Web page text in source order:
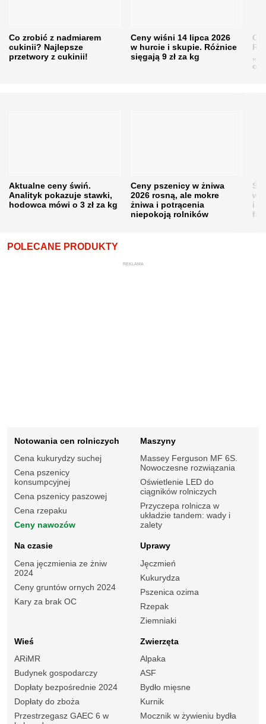
Co zrobić z nadmiarem
cukinii? Najlepsze
przetwory z cukinii!
Ceny wiśni 14 lipca 2026
w hurcie i skupie. Różnice
sięgają 9 zł za kg
Aktualne ceny świń.
Analityk pokazuje stawki,
hodowca mówi o 3 zł za kg
Ceny pszenicy w żniwa
2026 rosną, ale mokre
żniwa i potrącenia
niepokoją rolników
i
POLECANE PRODUKTY
REKLAMA
Notowania cen rolniczych
Cena kukurydzy suchej
Cena pszenicy
konsumpcyjnej
Cena pszenicy paszowej
Cena rzepaku
Ceny nawozów
Maszyny
Massey Ferguson MF 6S.
Nowoczesne rozwiązania
Oświetlenie LED do
ciągników rolniczych
Przyczepa rolnicza w
układzie tandem: wady i
zalety
Na czasie
Cena jęczmienia ze żniw
2024
Ceny gruntów ornych 2024
Kary za brak OC
Uprawy
Jęczmień
Kukurydza
Pszenica ozima
Rzepak
Ziemniaki
Wieś
ARiMR
Budynek gospodarczy
Dopłaty bezpośrednie 2024
Dopłaty do zboża
Przestrzegasz GAEC 6 w
Zwierzęta
Alpaka
ASF
Bydło mięsne
Kurnik
Mocznik w żywieniu bydła